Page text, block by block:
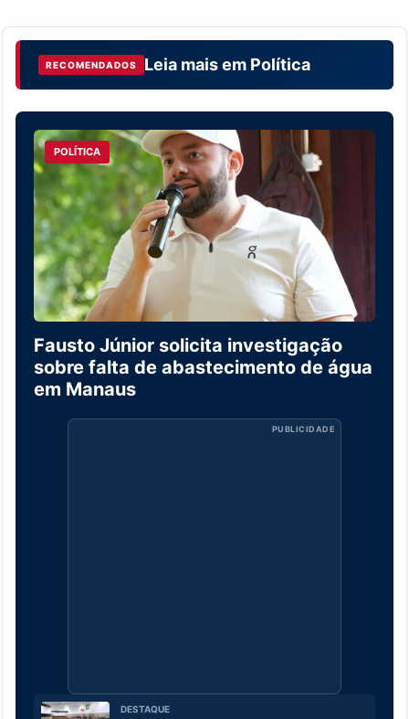
RECOMENDADOS Leia mais em Política
POLÍTICA
Fausto Júnior solicita investigação
sobre falta de abastecimento de água
em Manaus
PUBLICIDADE
DESTAQUE